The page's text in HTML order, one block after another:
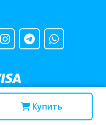
Купить
- разработаноwebula.kz